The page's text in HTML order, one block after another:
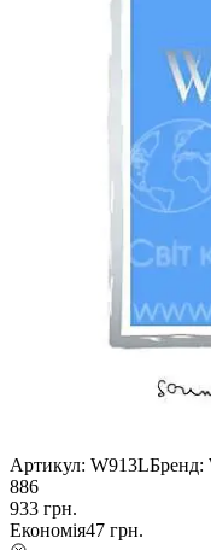
Артикул: W913LБренд:
886
933 грн.
Економія47 грн.